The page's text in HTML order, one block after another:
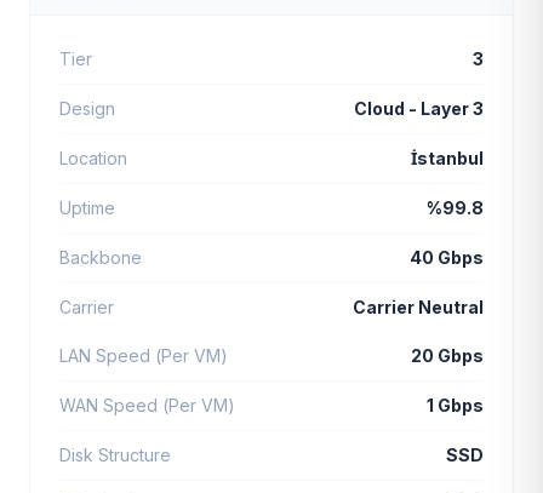
Tier 3
Design Cloud - Layer 3
Location İstanbul
Uptime %99.8
Backbone 40 Gbps
Carrier Carrier Neutral
LAN Speed (Per VM) 20 Gbps
WAN Speed (Per VM) 1 Gbps
Disk Structure SSD